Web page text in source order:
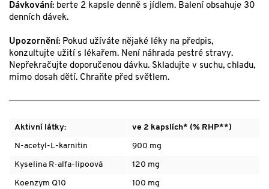
Dávkování: berte 2 kapsle denně s jídlem. Balení obsahuje 30
denních dávek.
Upozornění: Pokud užíváte nějaké léky na předpis,
konzultujte užití s lékařem. Není náhrada pestré stravy.
Nepřekračujte doporučenou dávku. Skladujte v suchu, chladu,
mimo dosah dětí. Chraňte před světlem.
Aktivní látky: ve 2 kapslích* (% RHP**)
N-acetyl-L-karnitin 900 mg
Kyselina R-alfa-lipoová 120 mg
Koenzym Q10 100 mg